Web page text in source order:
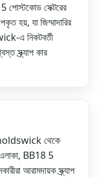
সেক্টরের
হয়, যা জিম্মাদারির
এ নিকটবর্তী
স্ক্র্যাপ কার
থেকে
এলাকা, BB18 5
আরামদায়ক স্ক্র্যাপ